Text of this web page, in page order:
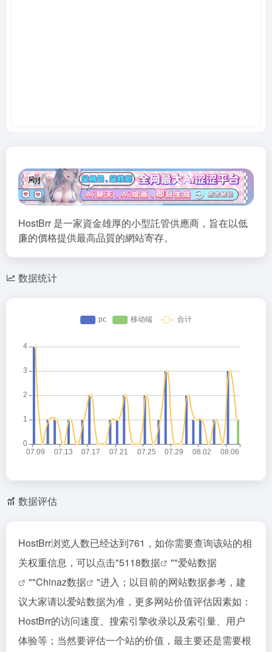
HostBrr 是一家資金雄厚的小型託管供應商，旨在以低
廉的價格提供最高品質的網站寄存。
数据统计
数据评估
HostBrr浏览人数已经达到761，如你需要查询该站的相
关权重信息，可以点击"5118数据 ""爱站数据
""Chinaz数据
"进入；以目前的网站数据参考，建
议大家请以爱站数据为准，更多网站价值评估因素如：
HostBrr的访问速度、搜索引擎收录以及索引量、用户
体验等；当然要评估一个站的价值，最主要还是需要根